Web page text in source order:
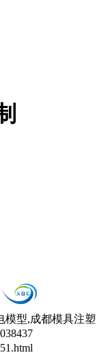
模型,成都模具注塑